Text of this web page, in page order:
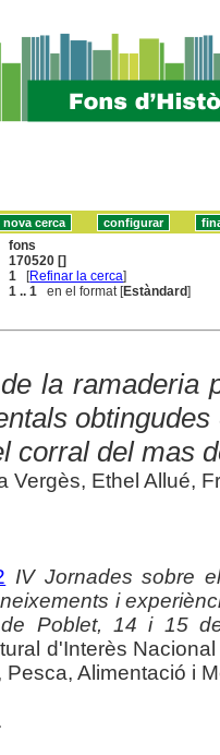
fons
170520 []
1 [Refinar la cerca]
1 .. 1 en el format [Estàndard]
la ramaderia
corral del mas
Vergès, Ethel Allué,
IV Jornades sobre
i
Poblet, 14 i 15
d'Interès
Pesca, Alimentació i